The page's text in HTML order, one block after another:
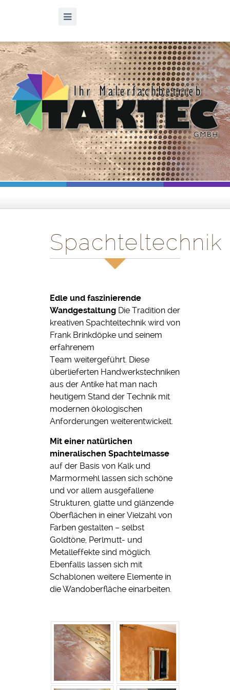
Spachteltechnik
Edle und faszinierende
Wandgestaltung Die Tradition der
kreativen Spachteltechnik wird von
Frank Brinkdöpke und seinem
erfahrenem
Team weitergeführt. Diese
überlieferten Handwerkstechniken
aus der Antike hat man nach
heutigem Stand der Technik mit
modernen ökologischen
Anforderungen weiterentwickelt.
Mit einer natürlichen
mineralischen Spachtelmasse
auf der Basis von Kalk und
Marmormehl lassen sich schöne
und vor allem ausgefallene
Strukturen, glatte und glänzende
Oberflächen in einer Vielzahl von
Farben gestalten – selbst
Goldtöne, Perlmutt- und
Metalleffekte sind möglich.
Ebenfalls lassen sich mit
Schablonen weitere Elemente in
die Wandoberfläche einarbeiten.